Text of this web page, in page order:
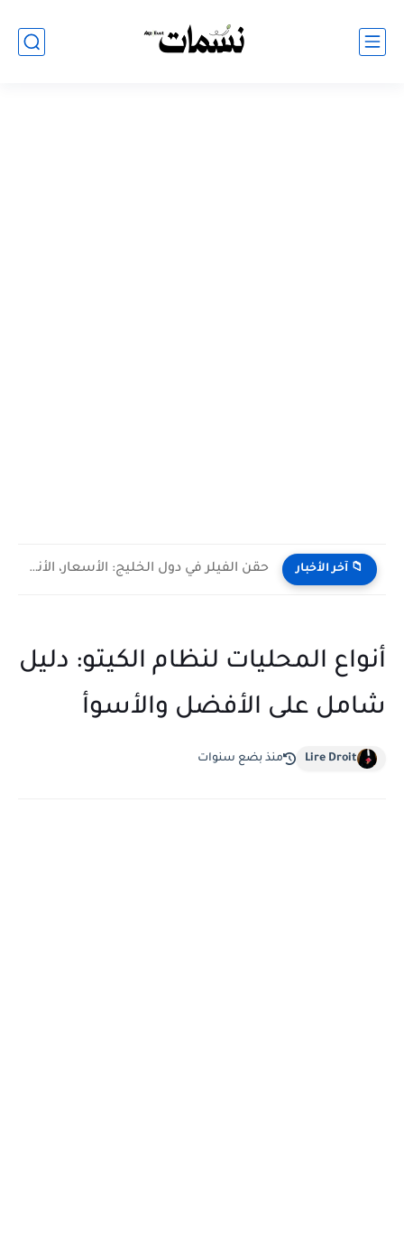
📁 آخر الأخبار حقن الفيلر في دول الخليج: الأسعار، الأنواع، والمخاطر
أنواع المحليات لنظام الكيتو: دليل
شامل على الأفضل والأسوأ
Lire Droit منذ بضع سنوات